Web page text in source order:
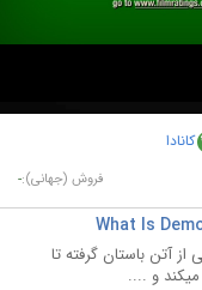
کانادا
فروش (جهانی):-
آتن باستان گرفته تا
و ....